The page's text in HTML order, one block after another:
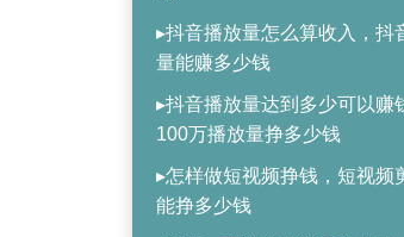
▸抖音播放量怎么算收入，抖
量能赚多少钱
▸抖音播放量达到多少可以赚
100万播放量挣多少钱
▸怎样做短视频挣钱，短视频
能挣多少钱